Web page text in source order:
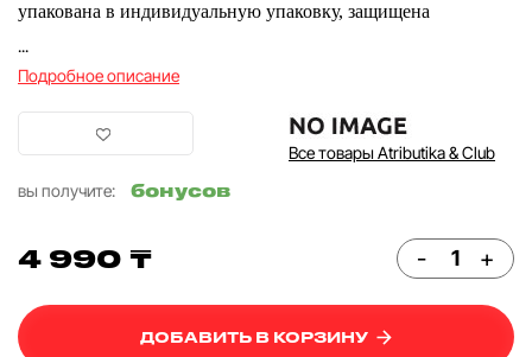
упакована в индивидуальную упаковку, защищена
...
Подробное описание
Все товары Atributika & Club
вы получите:
бонусов
4 990 ₸ - +
ДОБАВИТЬ В КОРЗИНУ